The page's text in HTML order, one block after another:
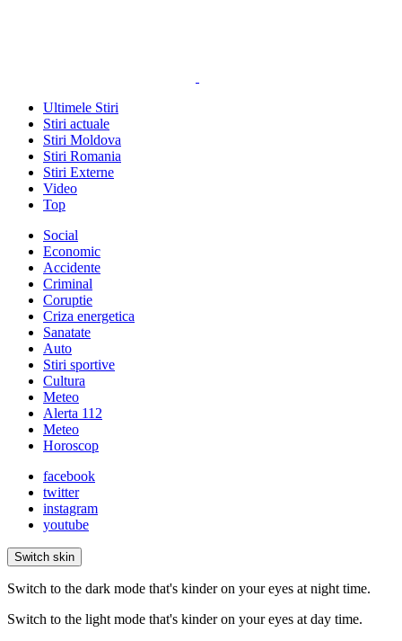
Ultimele Stiri
Stiri actuale
Stiri Moldova
Stiri Romania
Stiri Externe
Video
Top
Social
Economic
Accidente
Criminal
Coruptie
Criza energetica
Sanatate
Auto
Stiri sportive
Cultura
Meteo
Alerta 112
Meteo
Horoscop
facebook
twitter
instagram
youtube
Switch skin
Switch to the dark mode that's kinder on your eyes at night time.
Switch to the light mode that's kinder on your eyes at day time.